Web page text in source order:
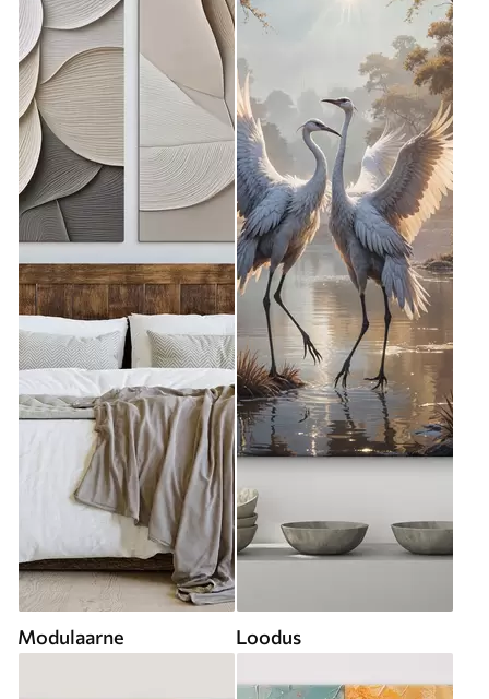
Modulaarne Loodus